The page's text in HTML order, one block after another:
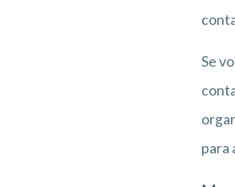
Se
para